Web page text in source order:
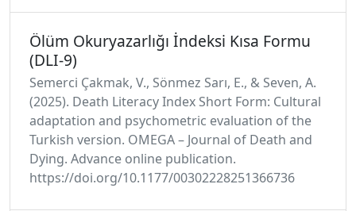
Ölüm Okuryazarlığı İndeksi Kısa Formu
(DLI-9)
Semerci Çakmak, V., Sönmez Sarı, E., & Seven, A.
(2025). Death Literacy Index Short Form: Cultural
adaptation and psychometric evaluation of the
Turkish version. OMEGA – Journal of Death and
Dying. Advance online publication.
https://doi.org/10.1177/00302228251366736